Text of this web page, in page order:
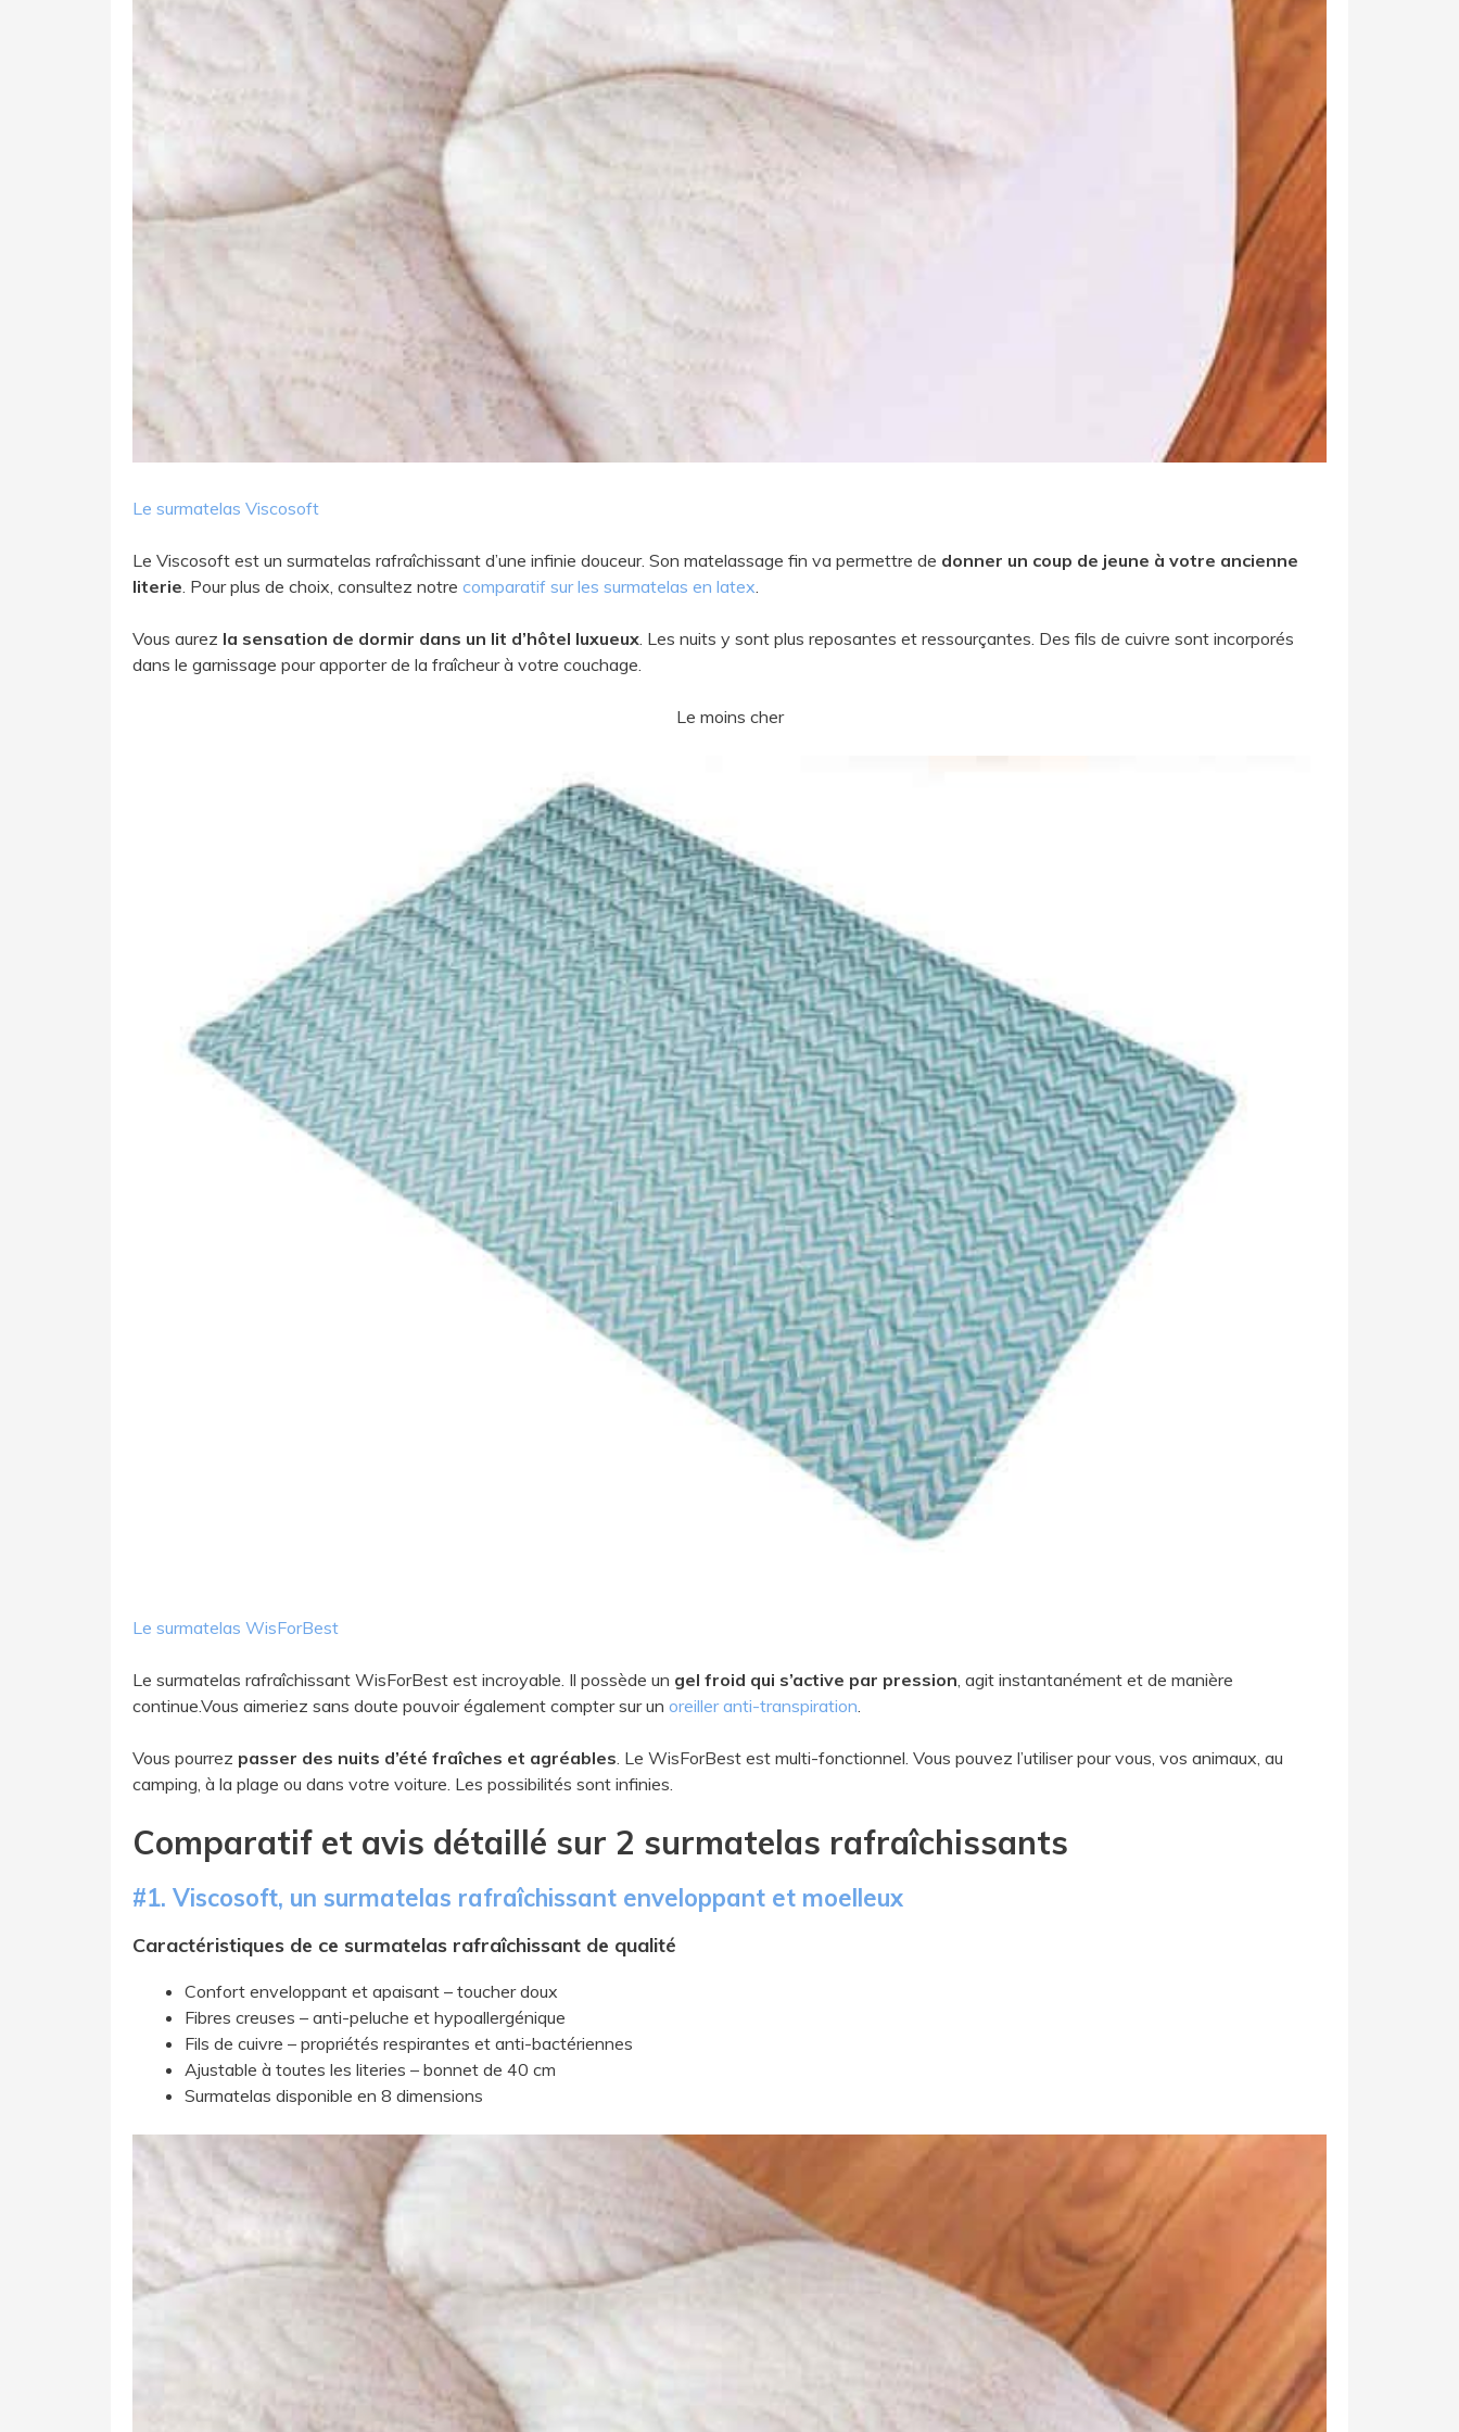
Le surmatelas Viscosoft
Le Viscosoft est un surmatelas rafraîchissant d’une infinie douceur. Son matelassage fin va permettre de donner un coup de jeune à votre ancienne
literie . Pour plus de choix, consultez notre comparatif sur les surmatelas en latex
Vous aurez la sensation de dormir dans un lit d’hôtel luxueux . Les nuits y sont plus reposantes et ressourçantes. Des fils de cuivre sont incorporés
dans le garnissage pour apporter de la fraîcheur à votre couchage.
Le moins cher
Le surmatelas WisForBest
Le surmatelas rafraîchissant WisForBest est incroyable. Il possède un gel froid qui s’active par pression , agit instantanément et de manière
continue.Vous aimeriez sans doute pouvoir également compter sur un oreiller anti-transpiration
Vous pourrez passer des nuits d’été fraîches et agréables . Le WisForBest est multi-fonctionnel. Vous pouvez l’utiliser pour vous, vos animaux, au
camping, à la plage ou dans votre voiture. Les possibilités sont infinies.
Comparatif et avis détaillé sur 2 surmatelas rafraîchissants
#1. Viscosoft, un surmatelas rafraîchissant enveloppant et moelleux
Caractéristiques de ce surmatelas rafraîchissant de qualité
​Confort enveloppant et apaisant – toucher doux
​Fibres creuses – anti-peluche et hypoallergénique
​Fils de cuivre – propriétés respirantes et anti-bactériennes
​Ajustable à toutes les literies – bonnet de 40 cm
​Surmatelas disponible en 8 dimensions